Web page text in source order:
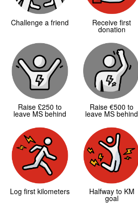
Challenge a friend Receive first
donation
Raise £250 to
leave MS behind
Raise €500 to
leave MS behind
Log first kilometers Halfway to KM
goal